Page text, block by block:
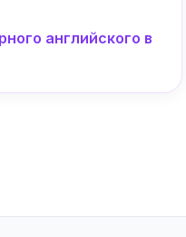
английского в